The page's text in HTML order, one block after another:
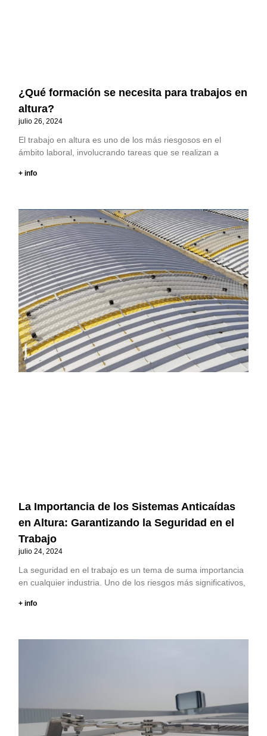
¿Qué formación se necesita para trabajos en
altura?
julio 26, 2024
El trabajo en altura es uno de los más riesgosos en el
ámbito laboral, involucrando tareas que se realizan a
+ info
La Importancia de los Sistemas Anticaídas
en Altura: Garantizando la Seguridad en el
Trabajo
julio 24, 2024
La seguridad en el trabajo es un tema de suma importancia
en cualquier industria. Uno de los riesgos más significativos,
+ info